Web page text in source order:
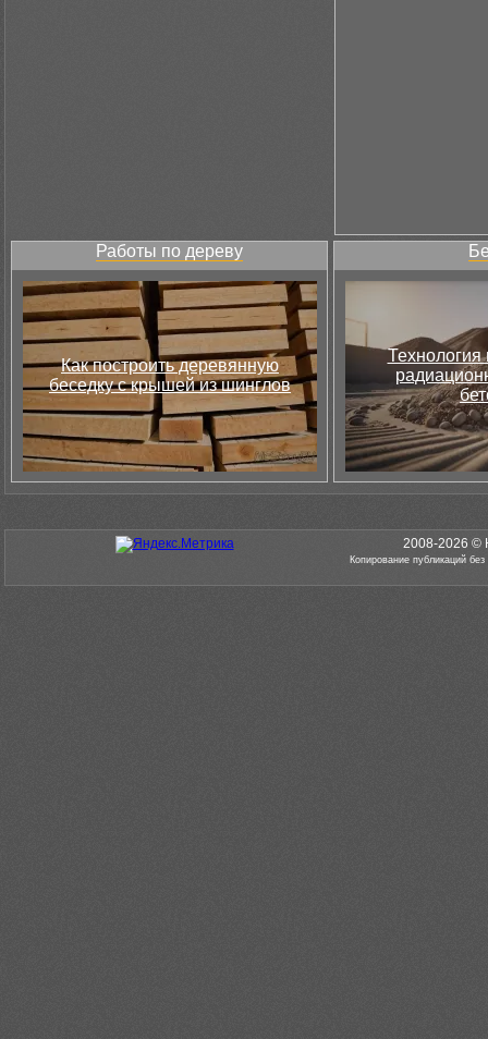
Работы по дереву
Как построить деревянную
беседку с крышей из шинглов
Технология
2008-2026 ©
Копирование публикаций